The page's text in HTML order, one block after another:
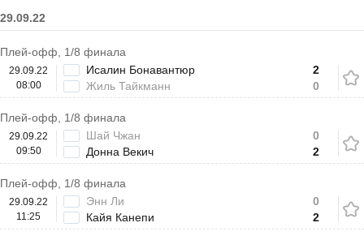
29.09.22
Плей-офф, 1/8 финала
29.09.22
08:00
Исалин Бонавантюр
Жиль Тайкманн
2
0
Плей-офф, 1/8 финала
29.09.22
09:50
Шай Чжан
Донна Векич
0
2
Плей-офф, 1/8 финала
29.09.22
11:25
Энн Ли
Кайя Канепи
0
2